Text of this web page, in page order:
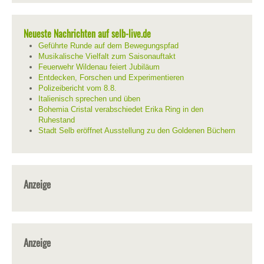
Neueste Nachrichten auf selb-live.de
Geführte Runde auf dem Bewegungspfad
Musikalische Vielfalt zum Saisonauftakt
Feuerwehr Wildenau feiert Jubiläum
Entdecken, Forschen und Experimentieren
Polizeibericht vom 8.8.
Italienisch sprechen und üben
Bohemia Cristal verabschiedet Erika Ring in den
Ruhestand
Stadt Selb eröffnet Ausstellung zu den Goldenen Büchern
Anzeige
Anzeige